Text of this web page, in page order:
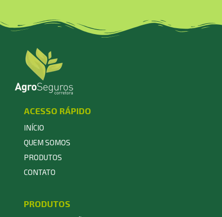
ACESSO RÁPIDO
INÍCIO
QUEM SOMOS
PRODUTOS
CONTATO
PRODUTOS